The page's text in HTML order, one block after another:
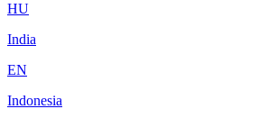
HU
India
EN
Indonesia